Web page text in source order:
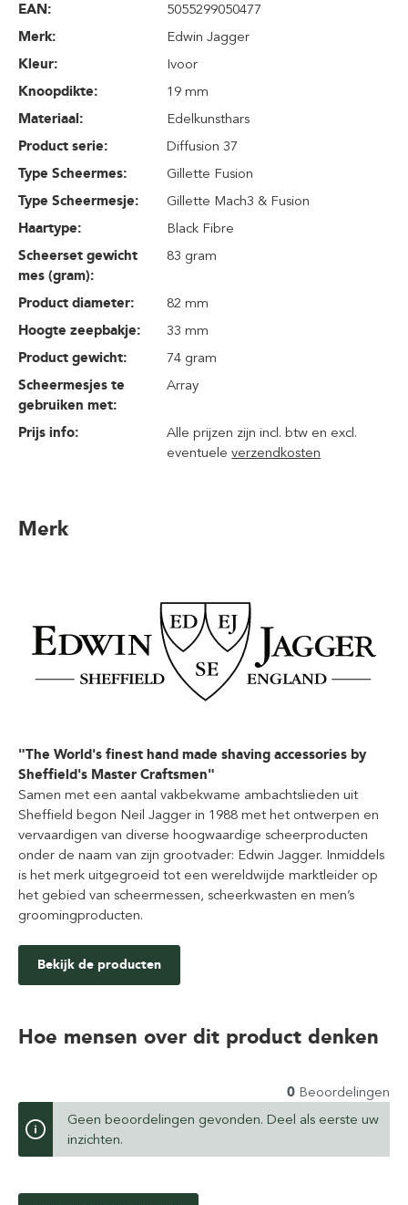
EAN:
5055299050477
Merk:
Edwin Jagger
Kleur:
Ivoor
Knoopdikte:
19 mm
Materiaal:
Edelkunsthars
Product serie:
Diffusion 37
Type Scheermes:
Gillette Fusion
Type Scheermesje:
Gillette Mach3 & Fusion
Haartype:
Black Fibre
Scheerset gewicht
mes (gram):
83 gram
Product diameter:
82 mm
Hoogte zeepbakje:
33 mm
Product gewicht:
74 gram
Scheermesjes te
gebruiken met:
Array
Prijs info:
Alle prijzen zijn incl. btw en excl.
eventueleverzendkosten
Merk
"The World's finest hand made shaving accessories by
Sheffield's Master Craftsmen"
Samen met een aantal vakbekwame ambachtslieden uit
Sheffield begon Neil Jagger in 1988 met het ontwerpen en
vervaardigen van diverse hoogwaardige scheerproducten
onder de naam van zijn grootvader: Edwin Jagger. Inmiddels
is het merk uitgegroeid tot een wereldwijde marktleider op
het gebied van scheermessen, scheerkwasten en men’s
groomingproducten.
Bekijk de producten
Hoe mensen over dit product denken
0 Beoordelingen
Geen beoordelingen gevonden. Deel als eerste uw
inzichten.